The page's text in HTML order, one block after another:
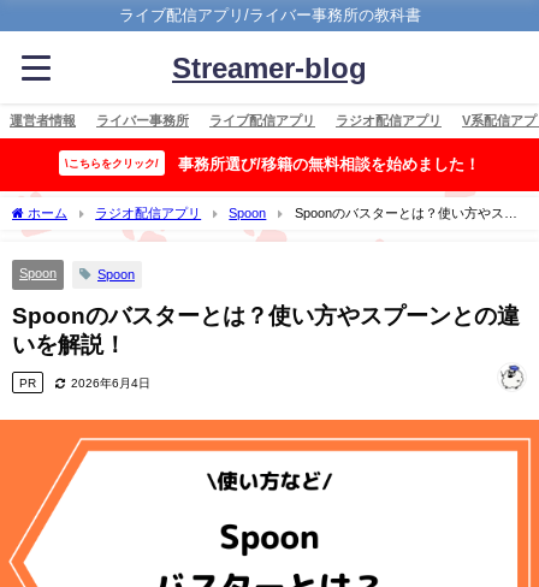
ライブ配信アプリ/ライバー事務所の教科書
Streamer-blog
運営者情報 ライバー事務所 ライブ配信アプリ ラジオ配信アプリ V系配信アプ
\こちらをクリック/ 事務所選び/移籍の無料相談を始めました！
ホーム ラジオ配信アプリ Spoon
Spoonのバスターとは？使い方やスプ
ーンとの違いを解説！
Spoon Spoon
Spoonのバスターとは？使い方やスプーンとの違
いを解説！
PR 2026年6月4日